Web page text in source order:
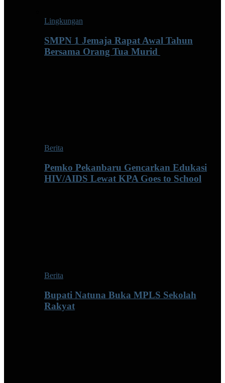
Lingkungan
SMPN 1 Jemaja Rapat Awal Tahun
Bersama Orang Tua Murid ‎
Berita
Pemko Pekanbaru Gencarkan Edukasi
HIV/AIDS Lewat KPA Goes to School
Berita
Bupati Natuna Buka MPLS Sekolah
Rakyat